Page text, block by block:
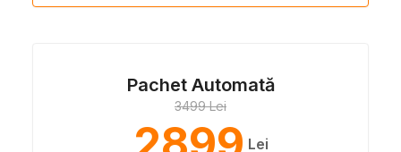
Pachet Automată
3499 Lei
Lei